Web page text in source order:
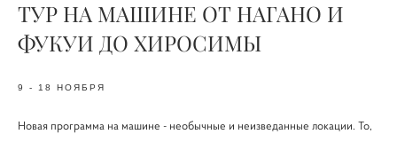
ТУР НА МАШИНЕ ОТ НАГАНО И
ФУКУИ ДО ХИРОСИМЫ
9 - 18 НОЯБРЯ
Новая программа на машине - необычные и неизведанные локации. То,